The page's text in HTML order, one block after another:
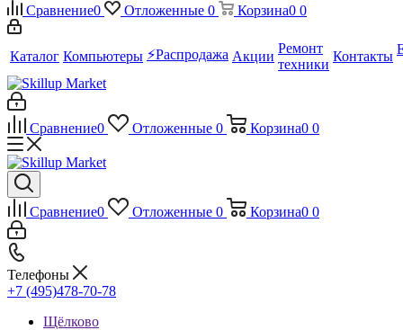
Сравнение0 Отложенные 0 Корзина0 0
Каталог Компьютеры ⚡️Распродажа Акции
Ремонт
техники
Контакты
Сравнение0 Отложенные 0 Корзина0 0
Сравнение0 Отложенные 0 Корзина0 0
Телефоны
+7 (495)478-70-78
Щёлково